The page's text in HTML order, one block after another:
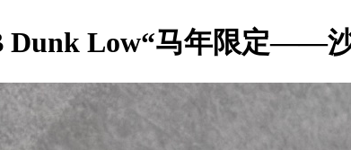
Dunk Low“马年限定——